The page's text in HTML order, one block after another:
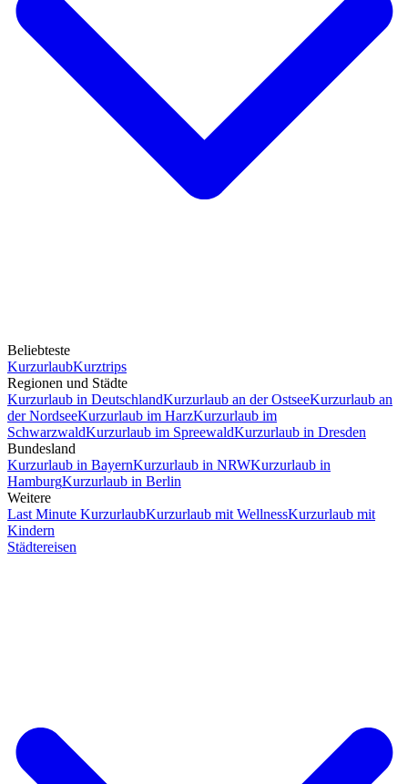
Beliebteste
KurzurlaubKurztrips
Regionen und Städte
Kurzurlaub in DeutschlandKurzurlaub an der OstseeKurzurlaub an
der NordseeKurzurlaub im HarzKurzurlaub im
SchwarzwaldKurzurlaub im SpreewaldKurzurlaub in Dresden
Bundesland
Kurzurlaub in BayernKurzurlaub in NRWKurzurlaub in
HamburgKurzurlaub in Berlin
Weitere
Last Minute KurzurlaubKurzurlaub mit WellnessKurzurlaub mit
Kindern
Städtereisen